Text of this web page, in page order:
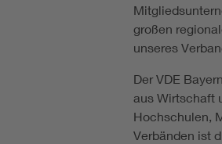
großen
unseres
Der VDE
aus Wirtschaft
Hochschulen,
Verbänden ist